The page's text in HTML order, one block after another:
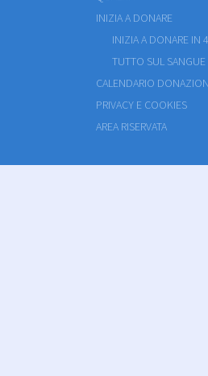
INIZIA A DONARE
INIZIA A DONARE IN
TUTTO SUL SANGUE
CALENDARIO
PRIVACY E COOKIES
AREA RISERVATA